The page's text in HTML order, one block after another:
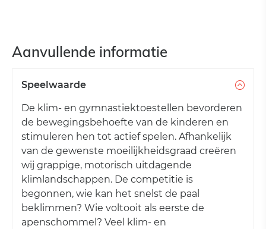
Aanvullende informatie
Speelwaarde
De klim- en gymnastiektoestellen bevorderen
de bewegingsbehoefte van de kinderen en
stimuleren hen tot actief spelen. Afhankelijk
van de gewenste moeilijkheidsgraad creëren
wij grappige, motorisch uitdagende
klimlandschappen. De competitie is
begonnen, wie kan het snelst de paal
beklimmen? Wie voltooit als eerste de
apenschommel? Veel klim- en